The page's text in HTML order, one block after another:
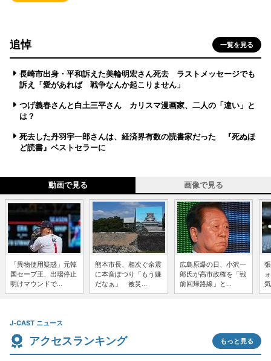
追悼 一覧を見る
長崎市出身・平和訴えた美輪明宏さん死去 ラストメッセージでも
訴え「愛があれば 戦争なんか起こりません」
つげ義春さんと白土三平さん カリスマ漫画家、二人の「違い」と
は？
死去した丹羽宇一郎さんは、経済界有数の読書家だった 『死ぬほ
ど読書』ベストセラーに
動画で見る 画像で見る
「異物使用疑惑」元韓
国セーブ王、出場停止
明けマウンドで...
熊本市長、相次ぐ余震
に本音ぽつり「もう嫌
だなぁ」 被災...
広島原爆の日、小沢一
郎氏が高市政権を「戦
前回帰路線」と...
J-CAST ニュース
アクセスランキング もっと見る